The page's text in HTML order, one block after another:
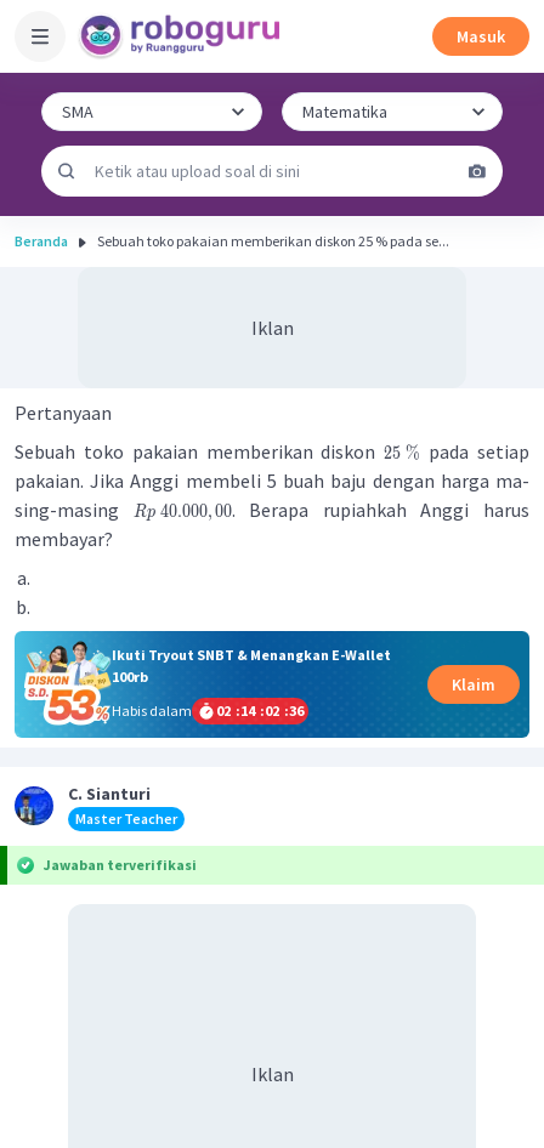
Masuk
Beranda Sebuah toko pakaian memberikan diskon 25 % pada se...
Iklan
Pertanyaan
Sebuah toko pakaian memberikan diskon25 % pada setiap
pakaian. Jika Anggi membeli 5 buah baju dengan harga ma-
sing-masing
Rp 40.000,00. Berapa rupiahkah Anggi harus
membayar?
Ikuti Tryout SNBT & Menangkan E-Wallet
100rb
Habis dalam
02 :14 :02 :36
Klaim
C. Sianturi
Master Teacher
Jawaban terverifikasi
Iklan